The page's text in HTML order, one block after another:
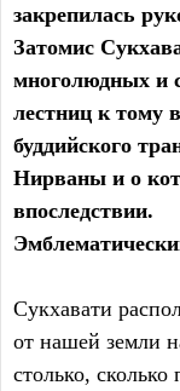
закрепилась
Затомис
многолюдных и
лестниц к тому
буддийского
Нирваны и о
впоследствии.
Сукхавати
от нашей земли
столько,